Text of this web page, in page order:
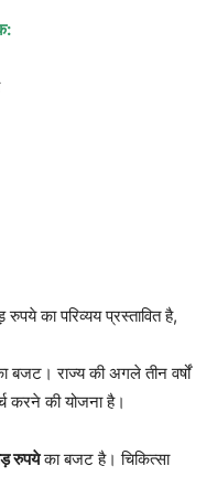
का परिव्यय प्रस्तावित है,
बजट। राज्य की अगले तीन वर्षों
करने की योजना है।
रुपयेका बजट है। चिकित्सा